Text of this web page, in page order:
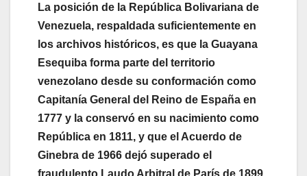
La posición de la República Bolivariana de
Venezuela, respaldada suficientemente en
los archivos históricos, es que la Guayana
Esequiba forma parte del territorio
venezolano desde su conformación como
Capitanía General del Reino de España en
1777 y la conservó en su nacimiento como
República en 1811, y que el Acuerdo de
Ginebra de 1966 dejó superado el
fraudulento Laudo Arbitral de París de 1899.